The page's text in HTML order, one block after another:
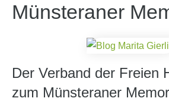
Münsteraner
Der Verband der Freien
zum Münsteraner